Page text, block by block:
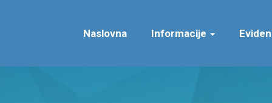
Naslovna Informacije